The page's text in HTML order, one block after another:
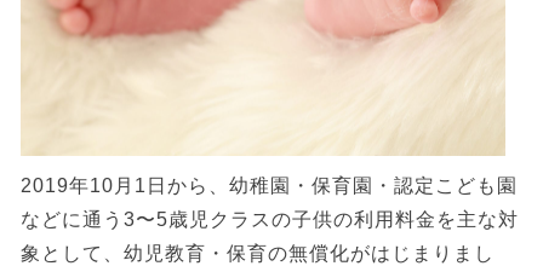
2019年10月1日から、幼稚園・保育園・認定こども園
などに通う3〜5歳児クラスの子供の利用料金を主な対
象として、幼児教育・保育の無償化がはじまりまし